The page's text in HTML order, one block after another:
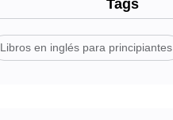
Tags
Libros en inglés para principiantes